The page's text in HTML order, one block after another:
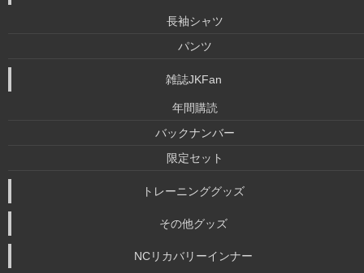
長袖シャツ
パンツ
雑誌JKFan
年間購読
バックナンバー
限定セット
トレーニンググッズ
その他グッズ
NCリカバリーインナー